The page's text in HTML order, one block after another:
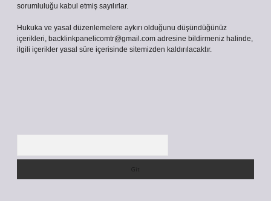
sorumluluğu kabul etmiş sayılırlar.
Hukuka ve yasal düzenlemelere aykırı olduğunu düşündüğünüz
içerikleri, backlinkpanelicomtr@gmail.com adresine bildirmeniz halinde,
ilgili içerikler yasal süre içerisinde sitemizden kaldırılacaktır.